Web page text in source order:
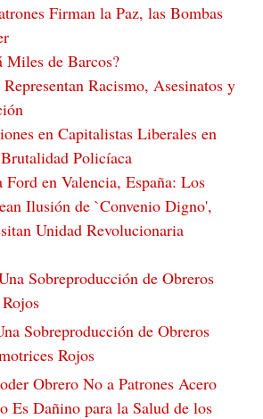
Firman la Paz, las Bombas
Miles de Barcos?
Racismo, Asesinatos y
en Capitalistas Liberales en
Policíaca
Ford en Valencia, España: Los
Ilusión de `Convenio Digno',
Unidad Revolucionaria
Sobreproducción de Obreros
Sobreproducción de Obreros
Rojos
Obrero No a Patrones Acero
Es Dañino para la Salud de los